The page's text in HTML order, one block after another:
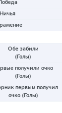
Ничья
Обе забили
(Голы)
получили очко
(Голы)
первым получил
очко (Голы)